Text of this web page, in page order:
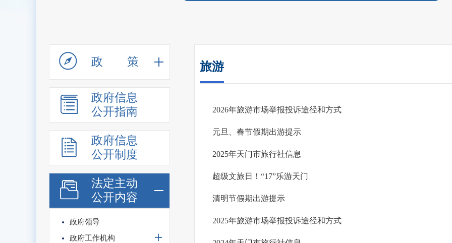
政策
政府信息
公开指南
政府信息
公开制度
法定主动
公开内容
政府领导
政府工作机构
旅游
2026年旅游市场举报投诉途径和方式
元旦、春节假期出游提示
2025年天门市旅行社信息
超级文旅日！“17”乐游天门
清明节假期出游提示
2025年旅游市场举报投诉途径和方式